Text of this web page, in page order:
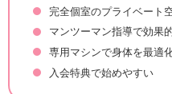
完全個室のプライベート
マンツーマン指導で効果
専用マシンで身体を最適
入会特典で始めやすい